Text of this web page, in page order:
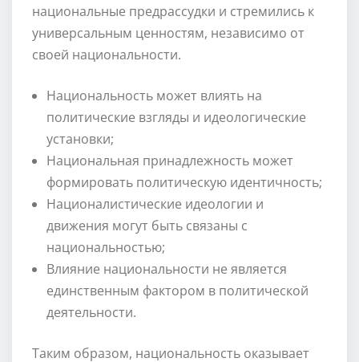
национальные предрассудки и стремились к
универсальным ценностям, независимо от
своей национальности.
Национальность может влиять на
политические взгляды и идеологические
установки;
Национальная принадлежность может
формировать политическую идентичность;
Националистические идеологии и
движения могут быть связаны с
национальностью;
Влияние национальности не является
единственным фактором в политической
деятельности.
Таким образом, национальность оказывает